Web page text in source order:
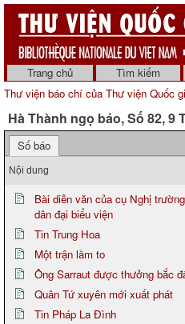
Trang chủ Tìm kiếm
Thư viện báo chí của Thư viện Quốc
Hà Thành ngọ báo, Số 82, 9
Số báo
Nội dung
Bài diễn văn của cụ Nghị
dân đại biểu viện
Tin Trung Hoa
Một trận lầm to
Ông Sarraut được thưởng bắc
Quân Tứ xuyên mới xuất phát
Tin Pháp La Đình